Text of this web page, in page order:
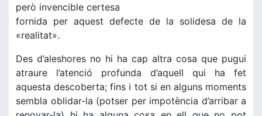
però invencible certesa
fornida per aquest defecte de la solidesa de la
«realitat».
Des d’aleshores no hi ha cap altra cosa que pugui
atraure l’atenció profunda d’aquell qui ha fet
aquesta descoberta; fins i tot si en alguns moments
sembla oblidar-la (potser per impotència d’arribar a